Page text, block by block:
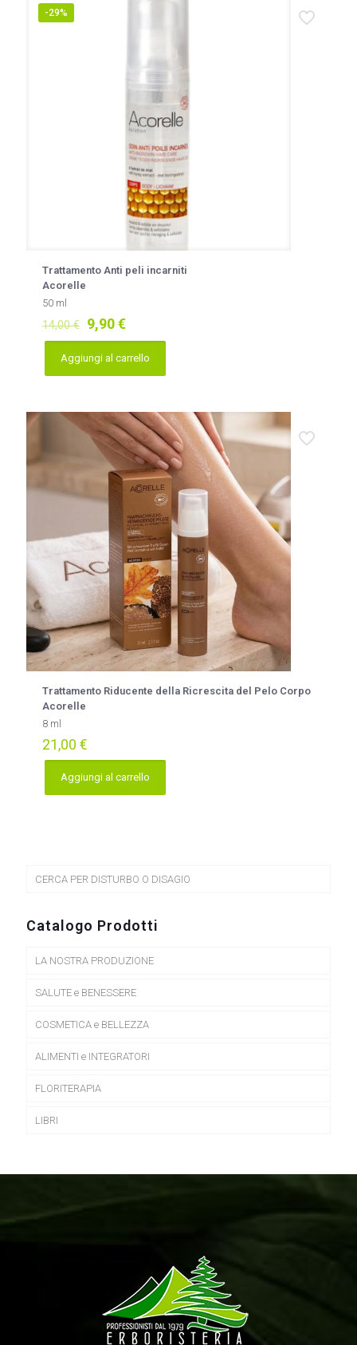
-29%
Trattamento Anti peli incarniti
Acorelle
50 ml
14,00€ Il
prezzo
originale
era:
9,90€Il
prezzo
attuale
Aggiungi al carrello
Trattamento Riducente della Ricrescita del Pelo Corpo
Acorelle
8 ml
21,00 €
Aggiungi al carrello
CERCA PER DISTURBO O DISAGIO
Catalogo Prodotti
LA NOSTRA PRODUZIONE
SALUTE e BENESSERE
COSMETICA e BELLEZZA
ALIMENTI e INTEGRATORI
FLORITERAPIA
LIBRI